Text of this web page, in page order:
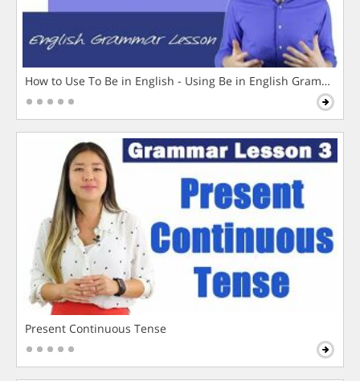
How to Use To Be in English - Using Be in English Grammar
Present Continuous Tense